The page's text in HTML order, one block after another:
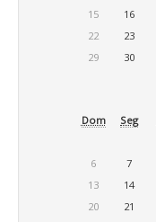
15
16
22
23
29
30
Dom Seg
6
7
13
14
20
21